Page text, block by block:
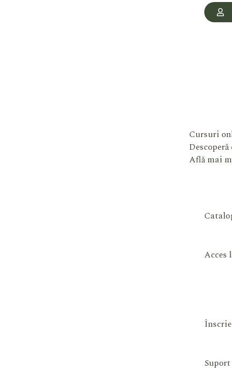
Cursuri
Află mai
Acces